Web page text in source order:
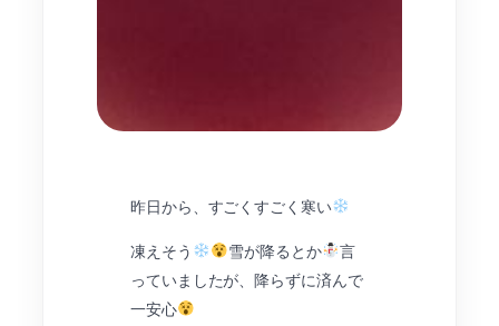
昨日から、すごくすごく寒い
凍えそう 雪が降るとか
言
っていましたが、降らずに済んで
一安心